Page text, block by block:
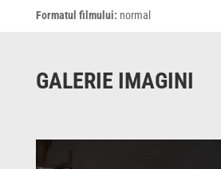
Formatul filmului: normal
GALERIE IMAGINI